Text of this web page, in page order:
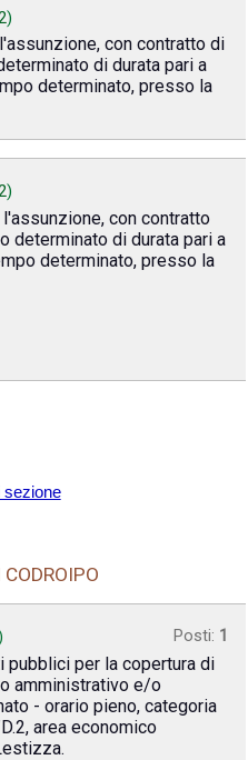
)
con contratto di
di durata pari a
determinato, presso la
)
con contratto
determinato di durata pari a
determinato, presso la
sezione
Posti: 1
pubblici per la copertura di
amministrativo e/o
- orario pieno, categoria
area economico